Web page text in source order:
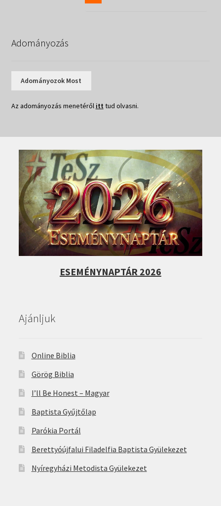
Adományozás
Adományozok Most
Az adományozás menetéről itt tud olvasni.
ESEMÉNYNAPTÁR 2026
Ajánljuk
Online Biblia
Görög Biblia
I’ll Be Honest – Magyar
Baptista Gyűjtőlap
Parókia Portál
Berettyóújfalui Filadelfia Baptista Gyülekezet
Nyíregyházi Metodista Gyülekezet